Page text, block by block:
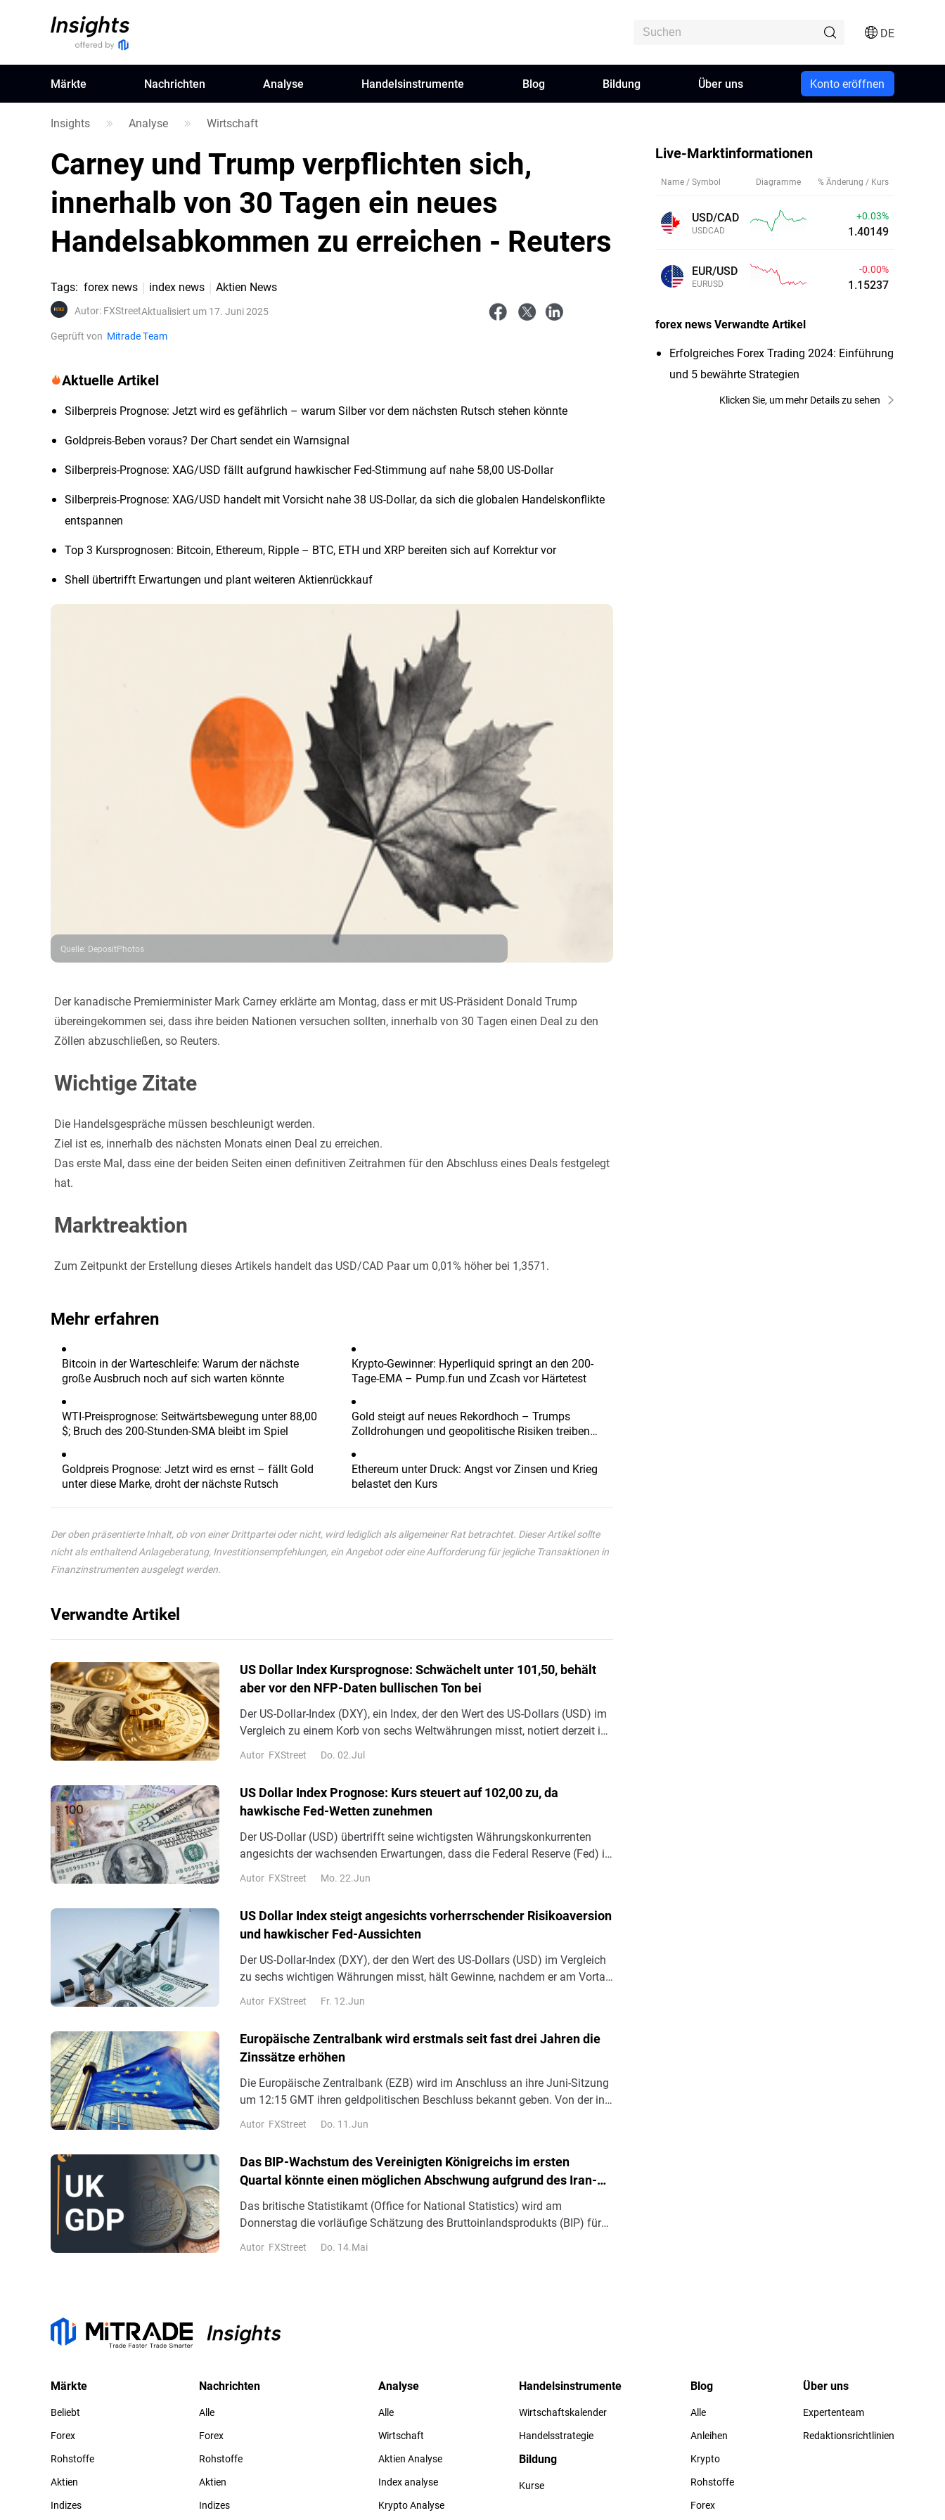
DE
Märkte Nachrichten Analyse Handelsinstrumente Blog Bildung Über uns Konto eröffnen
Insights Analyse Wirtschaft
Carney und Trump verpflichten sich,
innerhalb von 30 Tagen ein neues
Handelsabkommen zu erreichen - Reuters
Tags: forex news index news Aktien News
Autor: FXStreetAktualisiert um 17. Juni 2025
Geprüft von Mitrade Team
Aktuelle Artikel
Silberpreis Prognose: Jetzt wird es gefährlich – warum Silber vor dem nächsten Rutsch stehen könnte
Goldpreis-Beben voraus? Der Chart sendet ein Warnsignal
Silberpreis-Prognose: XAG/USD fällt aufgrund hawkischer Fed-Stimmung auf nahe 58,00 US-Dollar
Silberpreis-Prognose: XAG/USD handelt mit Vorsicht nahe 38 US-Dollar, da sich die globalen Handelskonflikte
entspannen
Top 3 Kursprognosen: Bitcoin, Ethereum, Ripple – BTC, ETH und XRP bereiten sich auf Korrektur vor
Shell übertrifft Erwartungen und plant weiteren Aktienrückkauf
Quelle: DepositPhotos
Der kanadische Premierminister Mark Carney erklärte am Montag, dass er mit US-Präsident Donald Trump
übereingekommen sei, dass ihre beiden Nationen versuchen sollten, innerhalb von 30 Tagen einen Deal zu den
Zöllen abzuschließen, so Reuters.
Wichtige Zitate
Die Handelsgespräche müssen beschleunigt werden.
Ziel ist es, innerhalb des nächsten Monats einen Deal zu erreichen.
Das erste Mal, dass eine der beiden Seiten einen definitiven Zeitrahmen für den Abschluss eines Deals festgelegt
hat.
Marktreaktion
Zum Zeitpunkt der Erstellung dieses Artikels handelt das USD/CAD Paar um 0,01% höher bei 1,3571.
Mehr erfahren
Bitcoin in der Warteschleife: Warum der nächste
große Ausbruch noch auf sich warten könnte
Krypto-Gewinner: Hyperliquid springt an den 200-
Tage-EMA – Pump.fun und Zcash vor Härtetest
WTI-Preisprognose: Seitwärtsbewegung unter 88,00
$; Bruch des 200-Stunden-SMA bleibt im Spiel
Gold steigt auf neues Rekordhoch – Trumps
Zolldrohungen und geopolitische Risiken treiben
Goldpreis Prognose: Jetzt wird es ernst – fällt Gold
unter diese Marke, droht der nächste Rutsch
Ethereum unter Druck: Angst vor Zinsen und Krieg
belastet den Kurs
Der oben präsentierte Inhalt, ob von einer Drittpartei oder nicht, wird lediglich als allgemeiner Rat betrachtet. Dieser Artikel sollte
nicht als enthaltend Anlageberatung, Investitionsempfehlungen, ein Angebot oder eine Aufforderung für jegliche Transaktionen in
Finanzinstrumenten ausgelegt werden.
Verwandte Artikel
US Dollar Index Kursprognose: Schwächelt unter 101,50, behält
aber vor den NFP-Daten bullischen Ton bei
Der US-Dollar-Index (DXY), ein Index, der den Wert des US-Dollars (USD) im
Vergleich zu einem Korb von sechs Weltwährungen misst, notiert derzeit in
Autor FXStreet Do. 02.Jul
US Dollar Index Prognose: Kurs steuert auf 102,00 zu, da
hawkische Fed-Wetten zunehmen
Der US-Dollar (USD) übertrifft seine wichtigsten Währungskonkurrenten
angesichts der wachsenden Erwartungen, dass die Federal Reserve (Fed) in
Autor FXStreet Mo. 22.Jun
US Dollar Index steigt angesichts vorherrschender Risikoaversion
und hawkischer Fed-Aussichten
Der US-Dollar-Index (DXY), der den Wert des US-Dollars (USD) im Vergleich
zu sechs wichtigen Währungen misst, hält Gewinne, nachdem er am Vortag
Autor FXStreet Fr. 12.Jun
Europäische Zentralbank wird erstmals seit fast drei Jahren die
Zinssätze erhöhen
Die Europäische Zentralbank (EZB) wird im Anschluss an ihre Juni-Sitzung
um 12:15 GMT ihren geldpolitischen Beschluss bekannt geben. Von der in
Autor FXStreet Do. 11.Jun
Das BIP-Wachstum des Vereinigten Königreichs im ersten
Quartal könnte einen möglichen Abschwung aufgrund des Iran-
Kriegs verschleiern
Das britische Statistikamt (Office for National Statistics) wird am
Donnerstag die vorläufige Schätzung des Bruttoinlandsprodukts (BIP) für
Autor FXStreet Do. 14.Mai
Live-Marktinformationen
Name / Symbol Diagramme % Änderung / Kurs
USD/CAD
USDCAD
+0.04%
1.40162
EUR/USD
EURUSD
-0.02%
1.15216
forex newsVerwandte Artikel
Erfolgreiches Forex Trading 2024: Einführung
und 5 bewährte Strategien
Klicken Sie, um mehr Details zu sehen
Märkte
Beliebt
Forex
Rohstoffe
Aktien
Indizes
Nachrichten
Alle
Forex
Rohstoffe
Aktien
Indizes
Analyse
Alle
Wirtschaft
Aktien Analyse
Index analyse
Krypto Analyse
Handelsinstrumente
Wirtschaftskalender
Handelsstrategie
Bildung
Kurse
Blog
Alle
Anleihen
Krypto
Rohstoffe
Forex
Über uns
Expertenteam
Redaktionsrichtlinien